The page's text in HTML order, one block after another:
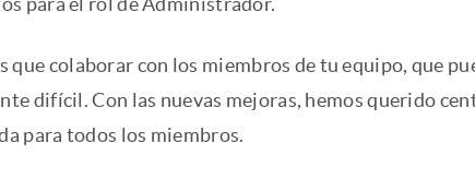
que colaborar con los miembros de tu equipo, que
difícil. Con las nuevas mejoras, hemos querido
para todos los miembros.